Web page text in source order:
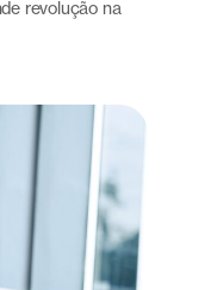
revolução na